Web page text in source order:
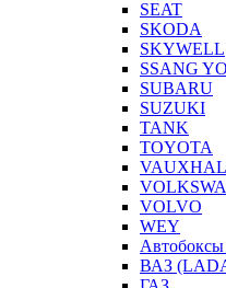
SEAT
SKODA
SKYWELL
SSANG
SUBARU
SUZUKI
TANK
TOYOTA
VOLVO
WEY
ВАЗ